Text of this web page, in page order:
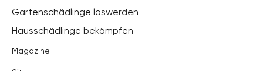
Gartenschädlinge loswerden
Hausschädlinge bekämpfen
Magazine